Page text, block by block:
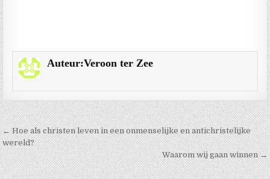
Auteur:Veroon ter Zee
Berichtnavigatie
← Hoe als christen leven in een onmenselijke en antichristelijke
wereld?
Waarom wij gaan winnen →